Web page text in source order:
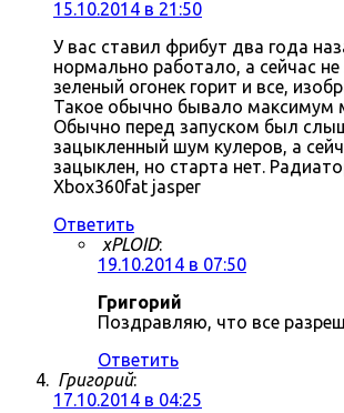
15.10.2014 в 21:50
У вас ставил фрибут два года
нормально работало, а сейчас не
зеленый огонек горит и все,
Такое обычно бывало максимум
Обычно перед запуском был
зацыкленный шум кулеров, а
зацыклен, но старта нет.
Xbox360fat jasper
Ответить
xPLOID:
19.10.2014 в 07:50
Григорий
Поздравляю, что все
Ответить
Григорий:
17.10.2014 в 04:25